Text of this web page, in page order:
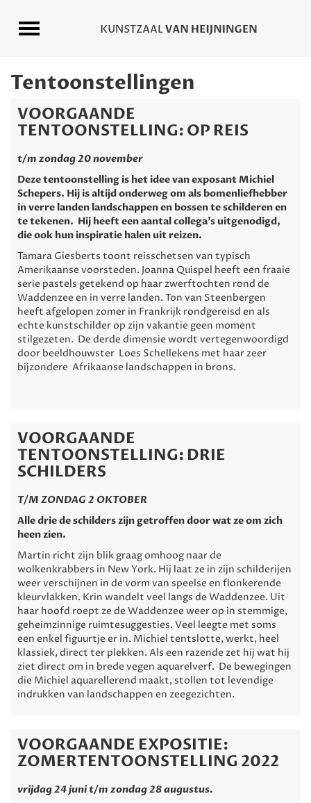
Tentoonstellingen
VOORGAANDE
TENTOONSTELLING: OP REIS
t/m zondag 20 november
Deze tentoonstelling is het idee van exposant Michiel
Schepers. Hij is altijd onderweg om als bomenliefhebber
in verre landen landschappen en bossen te schilderen en
te tekenen. Hij heeft een aantal collega’s uitgenodigd,
die ook hun inspiratie halen uit reizen.
Tamara Giesberts toont reisschetsen van typisch
Amerikaanse voorsteden. Joanna Quispel heeft een fraaie
serie pastels getekend op haar zwerftochten rond de
Waddenzee en in verre landen. Ton van Steenbergen
heeft afgelopen zomer in Frankrijk rondgereisd en als
echte kunstschilder op zijn vakantie geen moment
stilgezeten. De derde dimensie wordt vertegenwoordigd
door beeldhouwster Loes Schellekens met haar zeer
bijzondere Afrikaanse landschappen in brons.
VOORGAANDE
TENTOONSTELLING: DRIE
SCHILDERS
T/M ZONDAG 2 OKTOBER
Alle drie de schilders zijn getroffen door wat ze om zich
heen zien.
Martin richt zijn blik graag omhoog naar de
wolkenkrabbers in New York. Hij laat ze in zijn schilderijen
weer verschijnen in de vorm van speelse en flonkerende
kleurvlakken. Krin wandelt veel langs de Waddenzee. Uit
haar hoofd roept ze de Waddenzee weer op in stemmige,
geheimzinnige ruimtesuggesties. Veel leegte met soms
een enkel figuurtje er in. Michiel tentslotte, werkt, heel
klassiek, direct ter plekken. Als een razende zet hij wat hij
ziet direct om in brede vegen aquarelverf. De bewegingen
die Michiel aquarellerend maakt, stollen tot levendige
indrukken van landschappen en zeegezichten.
VOORGAANDE EXPOSITIE:
ZOMERTENTOONSTELLING 2022
vrijdag 24 juni t/m zondag 28 augustus.